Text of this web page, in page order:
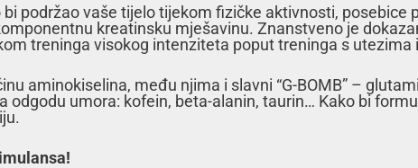
podržao vaše tijelo tijekom fizičke aktivnosti,
kreatinsku mješavinu. Znanstveno je
treninga visokog intenziteta poput treninga s utezima
aminokiselina, među njima i slavni “G-BOMB” –
odgodu umora: kofein, beta-alanin, taurin… Kako bi